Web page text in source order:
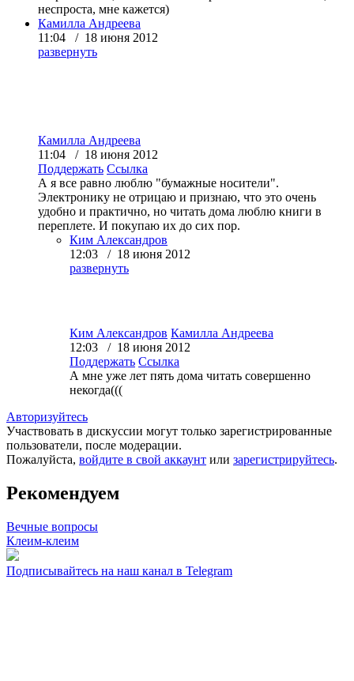
неспроста, мне кажется)
Камилла Андреева
11:04 / 18 июня 2012
развернуть
Камилла Андреева
11:04 / 18 июня 2012
Поддержать Ссылка
А я все равно люблю "бумажные носители".
Электронику не отрицаю и признаю, что это очень
удобно и практично, но читать дома люблю книги в
переплете. И покупаю их до сих пор.
Ким Александров
12:03 / 18 июня 2012
развернуть
Ким Александров Камилла Андреева
12:03 / 18 июня 2012
Поддержать Ссылка
А мне уже лет пять дома читать совершенно
некогда(((
Авторизуйтесь
Участвовать в дискуссии могут только зарегистрированные
пользователи, после модерации.
Пожалуйста, войдите в свой аккаунт или зарегистрируйтесь.
Рекомендуем
Вечные вопросы
Клеим-клеим
Подписывайтесь на наш канал в Telegram